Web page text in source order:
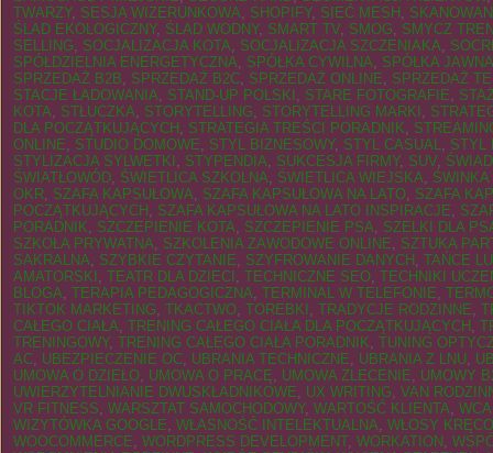
TWARZY, SESJA WIZERUNKOWA, SHOPIFY, SIEĆ MESH ,
ŚLAD EKOLOGICZNY, ŚLAD WODNY, SMART TV, SMOG, SMYCZ
SELLING, SOCJALIZACJA KOTA, SOCJALIZACJA SZCZENIAKA,
SPÓŁDZIELNIA ENERGETYCZNA, SPÓŁKA CYWILNA, SPÓŁKA JAWNA
SPRZEDAŻ B2B, SPRZEDAŻ B2C, SPRZEDAŻ ONLINE, SPRZEDAŻ
STACJE ŁADOWANIA, STAND-UP POLSKI , STARE FOTOGRAFIE,
KOTA, STŁUCZKA, STORYTELLING, STORYTELLING MARKI ,
DLA POCZĄTKUJĄCYCH , STRATEGIA TREŚCI PORADNIK,
ONLINE, STUDIO DOMOWE, STYL BIZNESOWY, STYL CASUAL, STYL
STYLIZACJA SYLWETKI , STYPENDIA, SUKCESJA FIRMY, SUV,
ŚWIATŁOWÓD, ŚWIETLICA SZKOLNA, ŚWIETLICA WIEJSKA,
OKR, SZAFA KAPSUŁOWA, SZAFA KAPSUŁOWA NA LATO, SZAFA
POCZĄTKUJĄCYCH , SZAFA KAPSUŁOWA NA LATO INSPIRACJE,
PORADNIK, SZCZEPIENIE KOTA, SZCZEPIENIE PSA, SZELKI DLA
SZKOŁA PRYWATNA, SZKOLENIA ZAWODOWE ONLINE, SZTUKA
SAKRALNA, SZYBKIE CZYTANIE, SZYFROWANIE DANYCH , TAŃCE
AMATORSKI , TEATR DLA DZIECI , TECHNICZNE SEO, TECHNIKI
BLOGA, TERAPIA PEDAGOGICZNA, TERMINAL W TELEFONIE,
TIKTOK MARKETING, TKACTWO, TOREBKI , TRADYCJE RODZINNE,
CAŁEGO CIAŁA, TRENING CAŁEGO CIAŁA DLA POCZĄTKUJĄCYCH ,
TRENINGOWY, TRENING CAŁEGO CIAŁA PORADNIK, TUNING
AC, UBEZPIECZENIE OC, UBRANIA TECHNICZNE, UBRANIA Z LNU,
UMOWA O DZIEŁO, UMOWA O PRACĘ, UMOWA ZLECENIE, UMOWY
UWIERZYTELNIANIE DWUSKŁADNIKOWE, UX WRITING, VAN
VR FITNESS, WARSZTAT SAMOCHODOWY, WARTOŚĆ KLIENTA,
WIZYTÓWKA GOOGLE, WŁASNOŚĆ INTELEKTUALNA, WŁOSY
WOOCOMMERCE, WORDPRESS DEVELOPMENT, WORKATION ,